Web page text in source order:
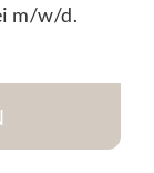
m/w/d.